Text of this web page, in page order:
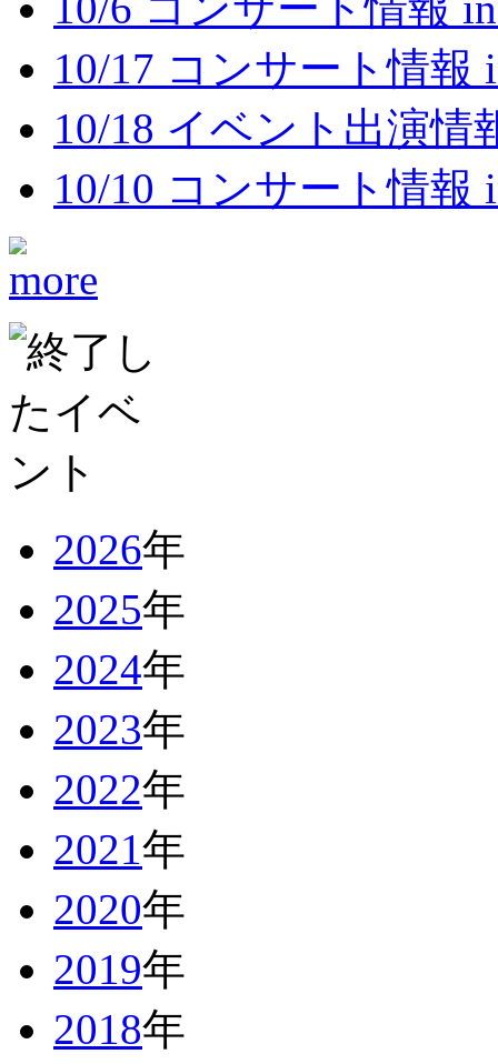
10/17 コンサート情報
10/18 イベント出演情
10/10 コンサート情報
2026年
2025年
2024年
2023年
2022年
2021年
2020年
2019年
2018年